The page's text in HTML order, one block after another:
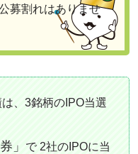
募割れはありませ
、 3銘柄のIPO当選
」 で 2社のIPOに当